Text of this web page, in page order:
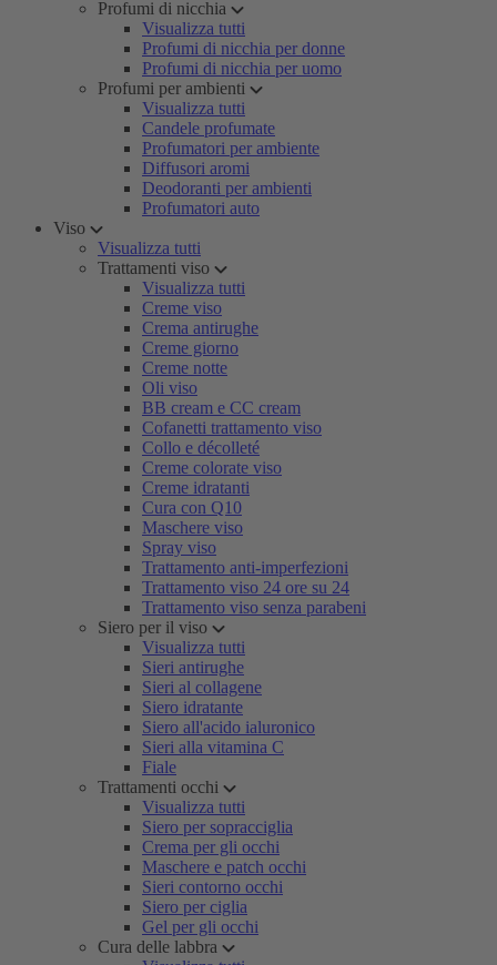
Profumi di nicchia
Visualizza tutti
Profumi di nicchia per donne
Profumi di nicchia per uomo
Profumi per ambienti
Visualizza tutti
Candele profumate
Profumatori per ambiente
Diffusori aromi
Deodoranti per ambienti
Profumatori auto
Viso
Visualizza tutti
Trattamenti viso
Visualizza tutti
Creme viso
Crema antirughe
Creme giorno
Creme notte
Oli viso
BB cream e CC cream
Cofanetti trattamento viso
Collo e décolleté
Creme colorate viso
Creme idratanti
Cura con Q10
Maschere viso
Spray viso
Trattamento anti-imperfezioni
Trattamento viso 24 ore su 24
Trattamento viso senza parabeni
Siero per il viso
Visualizza tutti
Sieri antirughe
Sieri al collagene
Siero idratante
Siero all'acido ialuronico
Sieri alla vitamina C
Fiale
Trattamenti occhi
Visualizza tutti
Siero per sopracciglia
Crema per gli occhi
Maschere e patch occhi
Sieri contorno occhi
Siero per ciglia
Gel per gli occhi
Cura delle labbra